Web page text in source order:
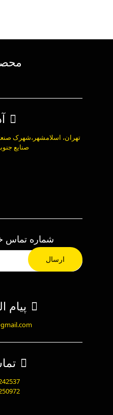
صنایع
شماره تماس
پیام